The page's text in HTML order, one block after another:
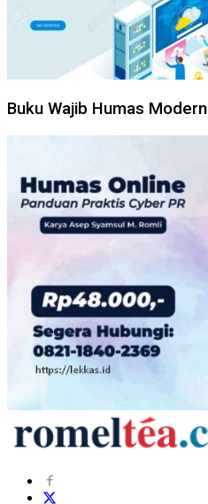
Buku Wajib Humas Modern